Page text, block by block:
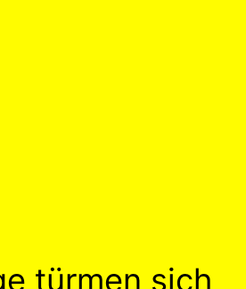
türmen sich